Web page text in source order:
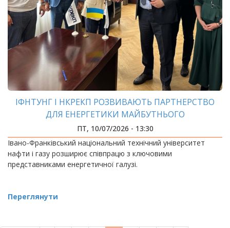
ІФНТУНГ І НКРЕКП РОЗВИВАЮТЬ ПАРТНЕРСТВО
ДЛЯ ЕНЕРГЕТИКИ МАЙБУТНЬОГО
ПТ, 10/07/2026 - 13:30
Івано-Франківський національний технічний університет
нафти і газу розширює співпрацю з ключовими
представниками енергетичної галузі.
Переглянути